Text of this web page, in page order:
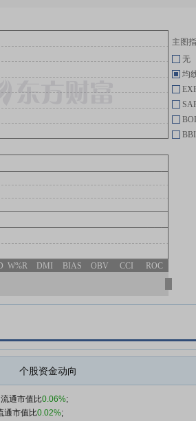
嘉事
明的
嘉事
董
03-14
主图
无
均
BBI
W%R DMI BIAS OBV CCI ROC
个股资金动向
流通市值比0.06%;
通市值比0.02%;